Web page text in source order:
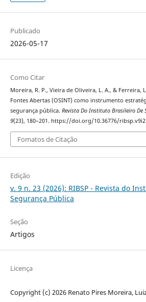
Publicado
2026-05-17
Como Citar
Moreira, R. P., Vieira de Oliveira, L. A., & Ferreira,
Fontes Abertas (OSINT) como instrumento
segurança pública. Revista Do Instituto Brasileiro De
9(23), 180–201. https://doi.org/10.36776/
Fomatos de Citação
Edição
v. 9 n. 23 (2026): RIBSP - Revista do
Segurança Pública
Seção
Artigos
Licença
Copyright (c) 2026 Renato Pires Moreira,